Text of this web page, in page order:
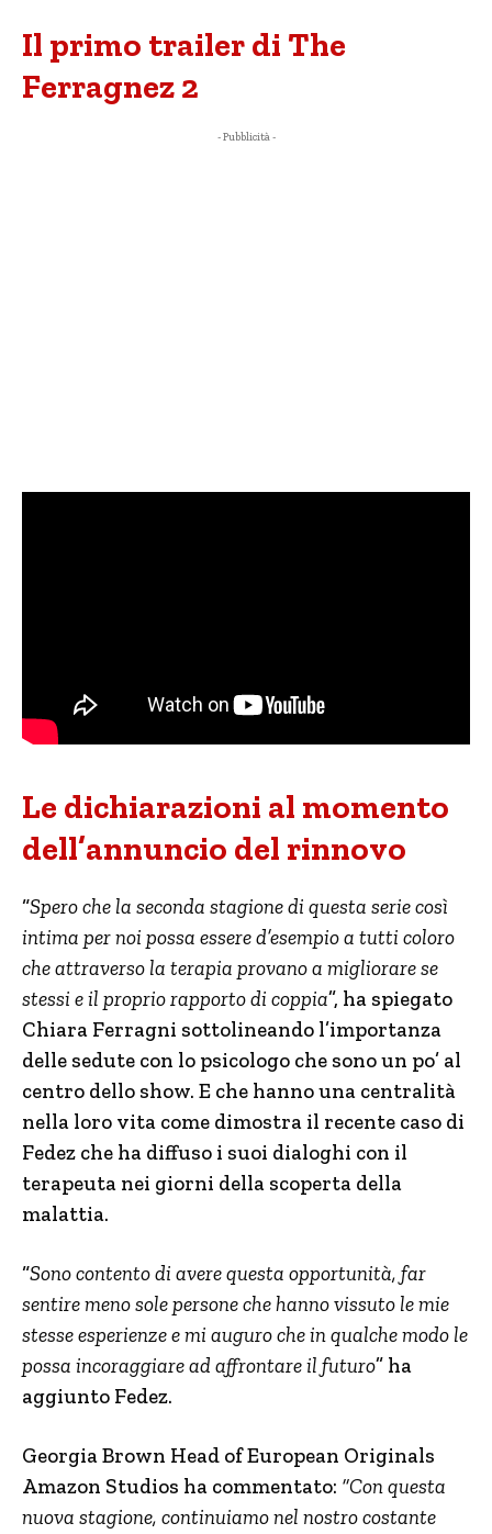
Il primo trailer di The
Ferragnez 2
- Pubblicità -
Le dichiarazioni al momento
dell’annuncio del rinnovo
“Spero che la seconda stagione di questa serie così
intima per noi possa essere d’esempio a tutti coloro
che attraverso la terapia provano a migliorare se
stessi e il proprio rapporto di coppia”, ha spiegato
Chiara Ferragni sottolineando l’importanza
delle sedute con lo psicologo che sono un po’ al
centro dello show. E che hanno una centralità
nella loro vita come dimostra il recente caso di
Fedez che ha diffuso i suoi dialoghi con il
terapeuta nei giorni della scoperta della
malattia.
“Sono contento di avere questa opportunità, far
sentire meno sole persone che hanno vissuto le mie
stesse esperienze e mi auguro che in qualche modo le
possa incoraggiare ad affrontare il futuro” ha
aggiunto Fedez.
Georgia Brown Head of European Originals
Amazon Studios ha commentato: “Con questa
nuova stagione, continuiamo nel nostro costante